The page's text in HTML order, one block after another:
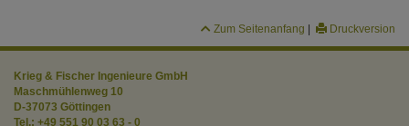
Zum Seitenanfang Druckversion
Krieg & Fischer Ingenieure GmbH
Maschmühlenweg 10
D-37073 Göttingen
Tel.: +49 551 90 03 63 - 0